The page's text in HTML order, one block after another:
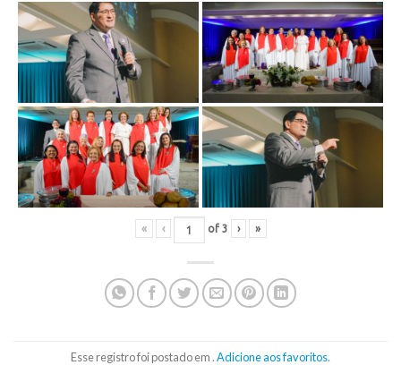
« ‹ of 3 › »
Esse registro foi postado em .Adicione aos favoritos.